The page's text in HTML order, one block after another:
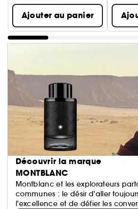
Ajouter au panier
Découvrir la marque
MONTBLANC
Montblanc et les explorateurs
communes : le désir d'aller
l'excellence et de défier les